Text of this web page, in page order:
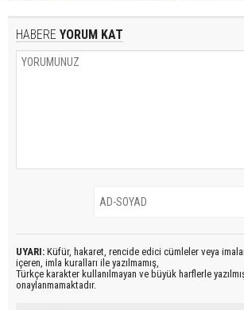
HABERE YORUM KAT
UYARI: Küfür, hakaret, rencide edici cümleler veya
içeren, imla kuralları ile yazılmamış,
Türkçe karakter kullanılmayan ve büyük harflerle
onaylanmamaktadır.